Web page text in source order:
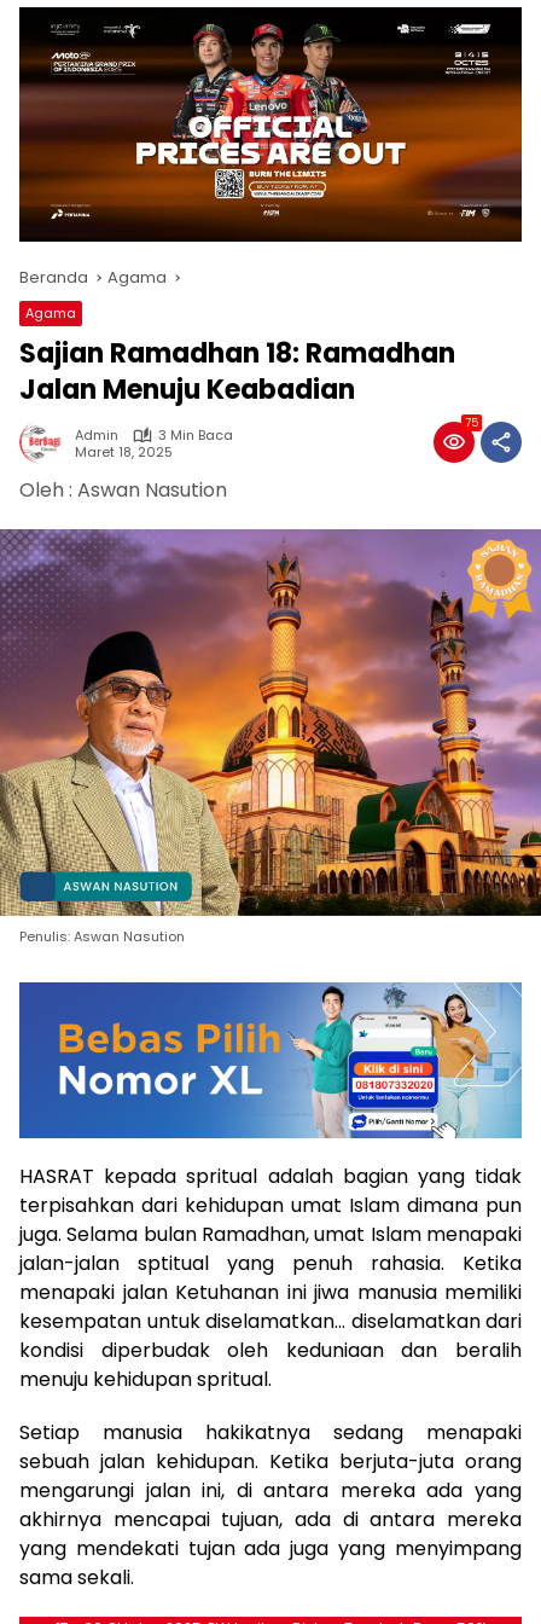
Beranda Agama
Agama
Sajian Ramadhan 18: Ramadhan
Jalan Menuju Keabadian
Admin
3 Min Baca
Maret 18, 2025
75
Oleh : Aswan Nasution
Penulis: Aswan Nasution
HASRAT kepada spritual adalah bagian yang tidak
terpisahkan dari kehidupan umat Islam dimana pun
juga. Selama bulan Ramadhan, umat Islam menapaki
jalan-jalan sptitual yang penuh rahasia. Ketika
menapaki jalan Ketuhanan ini jiwa manusia memiliki
kesempatan untuk diselamatkan… diselamatkan dari
kondisi diperbudak oleh keduniaan dan beralih
menuju kehidupan spritual.
Setiap manusia hakikatnya sedang menapaki
sebuah jalan kehidupan. Ketika berjuta-juta orang
mengarungi jalan ini, di antara mereka ada yang
akhirnya mencapai tujuan, ada di antara mereka
yang mendekati tujan ada juga yang menyimpang
sama sekali.